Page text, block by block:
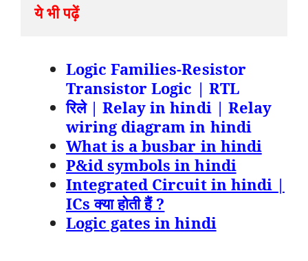
ये भी पढ़ें
Logic Families-Resistor
Transistor Logic | RTL
रिले | Relay in hindi | Relay
wiring diagram in hindi
What is a busbar in hindi
P&id symbols in hindi
Integrated Circuit in hindi |
ICs क्या होती हैं ?
Logic gates in hindi